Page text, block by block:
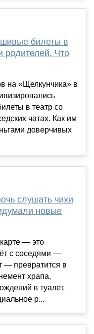
билеты в
родителей. Что
на «Щелкунчика» в
в театр со
чатах. Как им
доверчивых
слушать чихи
новые
— это
с соседями —
— превратится в
храпа,
в туалет.
р...